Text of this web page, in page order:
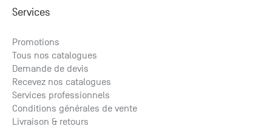
Services
Promotions
Tous nos catalogues
Demande de devis
Recevez nos catalogues
Services professionnels
Conditions générales de vente
Livraison & retours